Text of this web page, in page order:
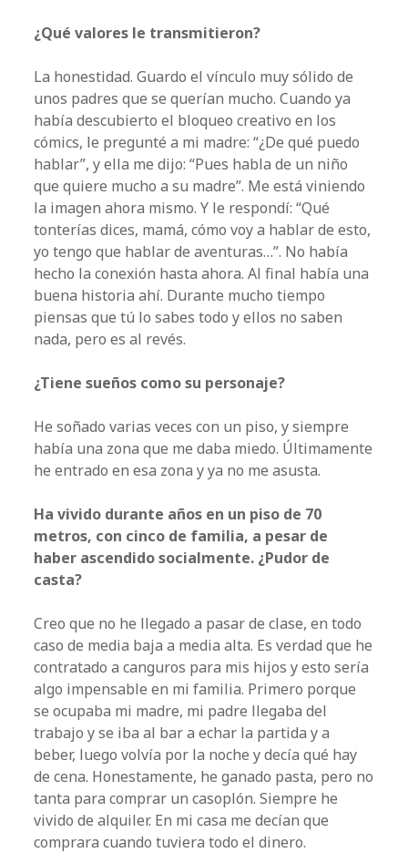
¿Qué valores le transmitieron?
La honestidad. Guardo el vínculo muy sólido de
unos padres que se querían mucho. Cuando ya
había descubierto el bloqueo creativo en los
cómics, le pregunté a mi madre: “¿De qué puedo
hablar”, y ella me dijo: “Pues habla de un niño
que quiere mucho a su madre”. Me está viniendo
la imagen ahora mismo. Y le respondí: “Qué
tonterías dices, mamá, cómo voy a hablar de esto,
yo tengo que hablar de aventuras…”. No había
hecho la conexión hasta ahora. Al final había una
buena historia ahí. Durante mucho tiempo
piensas que tú lo sabes todo y ellos no saben
nada, pero es al revés.
¿Tiene sueños como su personaje?
He soñado varias veces con un piso, y siempre
había una zona que me daba miedo. Últimamente
he entrado en esa zona y ya no me asusta.
Ha vivido durante años en un piso de 70
metros, con cinco de familia, a pesar de
haber ascendido socialmente. ¿Pudor de
casta?
Creo que no he llegado a pasar de clase, en todo
caso de media baja a media alta. Es verdad que he
contratado a canguros para mis hijos y esto sería
algo impensable en mi familia. Primero porque
se ocupaba mi madre, mi padre llegaba del
trabajo y se iba al bar a echar la partida y a
beber, luego volvía por la noche y decía qué hay
de cena. Honestamente, he ganado pasta, pero no
tanta para comprar un casoplón. Siempre he
vivido de alquiler. En mi casa me decían que
comprara cuando tuviera todo el dinero.